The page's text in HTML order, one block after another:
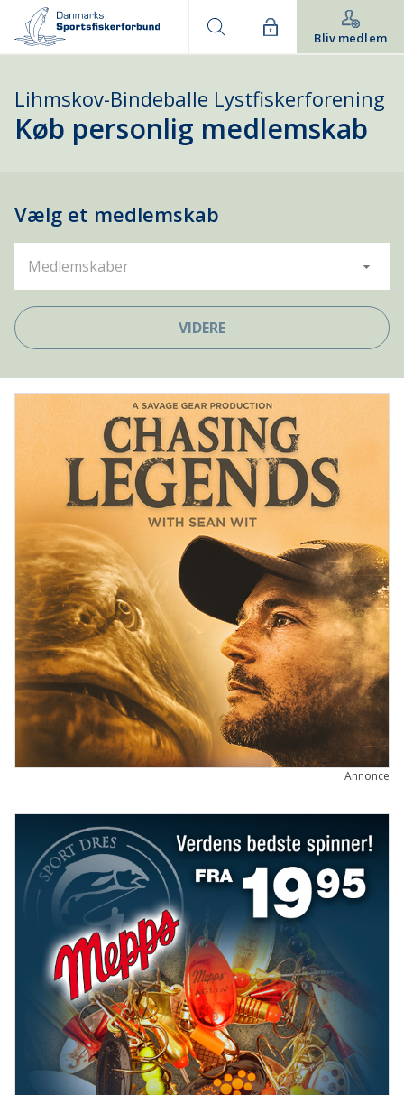
Bliv medlem
Lihmskov-Bindeballe Lystfiskerforening
Køb personlig medlemskab
Vælg et medlemskab
Medlemskaber
VIDERE
Annonce